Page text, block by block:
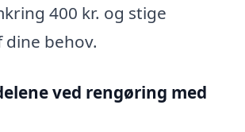
400 kr. og stige
behov.
ved rengøring med